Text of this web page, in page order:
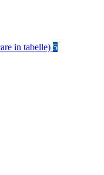
in tabelle) 5